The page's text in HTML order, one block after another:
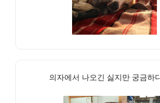
의자에서 나오긴 싫지만 궁금하